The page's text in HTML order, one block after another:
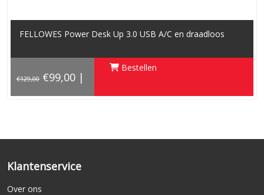
FELLOWES Power Desk Up 3.0 USB A/C en draadloos
€129,00 €99,00 |
Bestellen
Klantenservice
Over ons